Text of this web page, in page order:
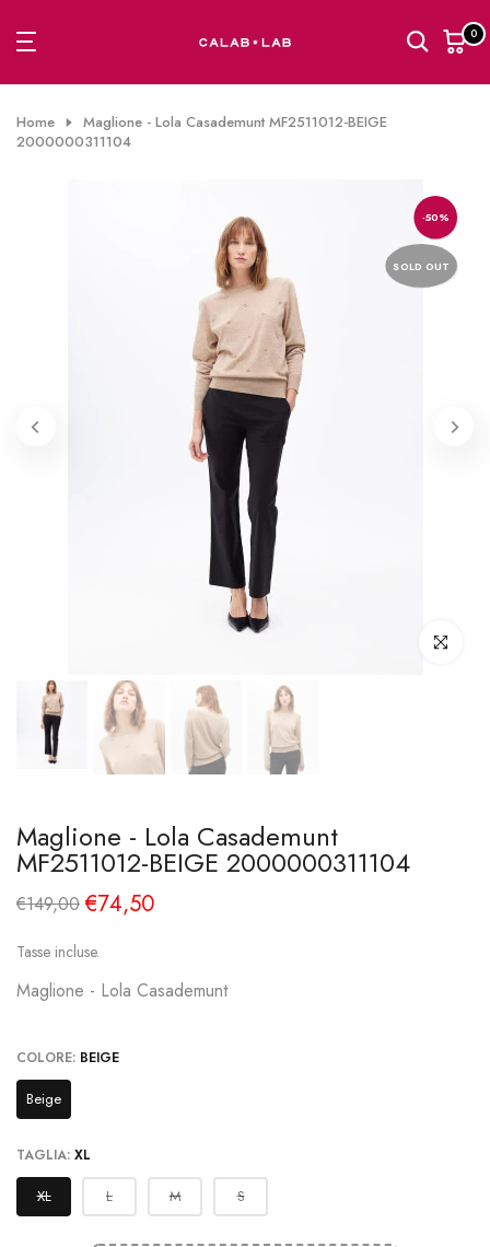
al
0
Home
Maglione - Lola Casademunt MF2511012-BEIGE
2000000311104
-50%
SOLD OUT
Clicca per
Maglione - Lola Casademunt
MF2511012-BEIGE 2000000311104
€149,00 €74,50
Tasse incluse.
Maglione - Lola Casademunt
COLORE: BEIGE
Beige
TAGLIA: XL
XL L M S